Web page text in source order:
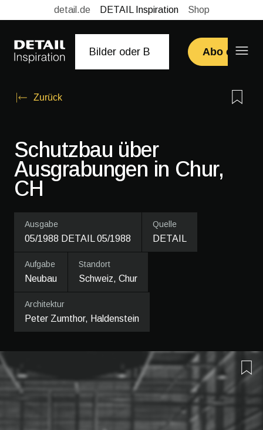
detail.de DETAIL Inspiration Shop
Abo
Zurück
Schutzbau über
Ausgrabungen in Chur,
CH
Ausgabe
05/1988 DETAIL 05/1988
Quelle
DETAIL
Aufgabe
Neubau
Standort
Schweiz, Chur
Architektur
Peter Zumthor, Haldenstein